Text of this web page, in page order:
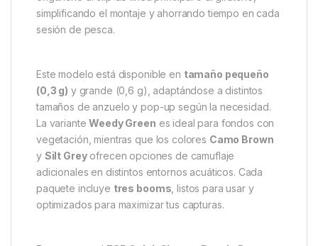
cangrejos de río y otros depredadores que podrían
manipular tu cebo.
ElQuick Change Ronnie Boommide7″ (18 cm),
proporcionando la longitud óptima para una
presentación natural y efectiva. El clip de cambio
rápido esextra resistente, permitiendo fijar de
manera segura los aparejos Ronnie y Hinge al sedal
principal. Además, el lazo en forma de 8 facilita el
enganche al clip de línea principal o al giratorio,
simplificando el montaje y ahorrando tiempo en cada
sesión de pesca.